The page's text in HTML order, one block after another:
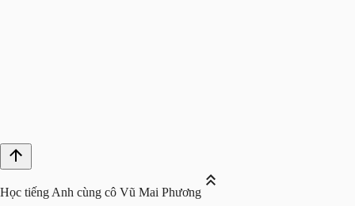
Học tiếng Anh cùng cô Vũ Mai Phương